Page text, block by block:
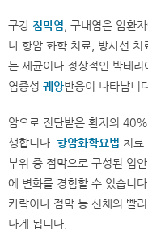
구강 점막염 , 구내염은 암환
나 항암 화학 치료, 방사선
는 세균이나 정상적인 박테리
염증성 궤양반응이 나타납니
암으로 진단받은 환자의
생합니다. 항암화학요법 치료
부위 중 점막으로 구성된 입
에 변화를 경험할 수 있습니
카락이나 점막 등 신체의 빨
나게 됩니다.